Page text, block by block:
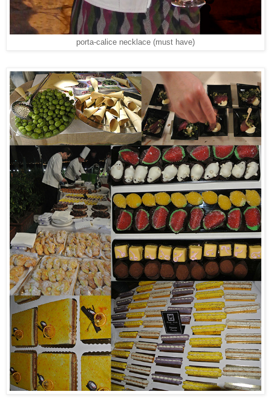
porta-calice necklace (must have)